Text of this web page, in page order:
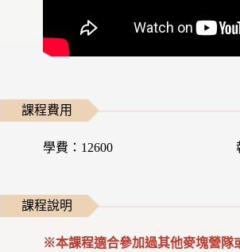
課程費用
學費：12600
課程說明
※本課程適合參加過其他麥塊營隊